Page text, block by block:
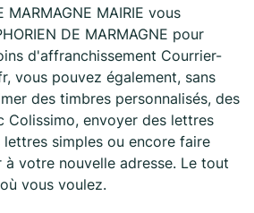
MARMAGNE MAIRIE vous
DE MARMAGNE pour
d'affranchissement Courrier-
vous pouvez également, sans
des timbres personnalisés, des
Colissimo, envoyer des lettres
lettres simples ou encore faire
votre nouvelle adresse. Le tout
vous voulez.